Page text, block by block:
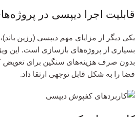
قابلیت اجرا دیپسی در
یکی دیگر از مزایای مهم دیپسی (رزین
بسیاری از پروژه‌های بازسازی است. این
بدون صرف هزینه‌های سنگین برای
فضا را به شکل قابل توجهی ارتقا داد.